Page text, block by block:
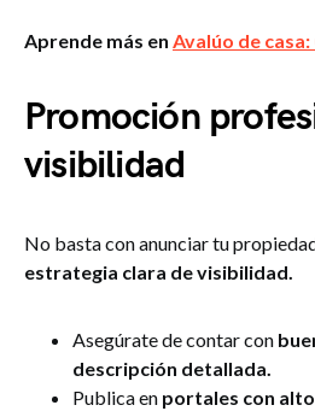
Aprende más en Avalúo de
Promoción
visibilidad
No basta con anunciar tu
estrategia clara de visibilidad.
Asegúrate de contar con
descripción detallada.
Publica en portales con